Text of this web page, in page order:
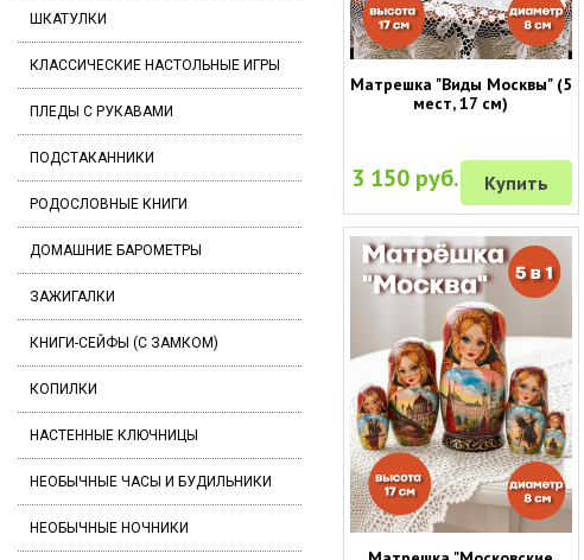
ШКАТУЛКИ
КЛАССИЧЕСКИЕ НАСТОЛЬНЫЕ ИГРЫ
ПЛЕДЫ С РУКАВАМИ
ПОДСТАКАННИКИ
РОДОСЛОВНЫЕ КНИГИ
ДОМАШНИЕ БАРОМЕТРЫ
ЗАЖИГАЛКИ
КНИГИ-СЕЙФЫ (С ЗАМКОМ)
КОПИЛКИ
НАСТЕННЫЕ КЛЮЧНИЦЫ
НЕОБЫЧНЫЕ ЧАСЫ И БУДИЛЬНИКИ
НЕОБЫЧНЫЕ НОЧНИКИ
Матрешка "Виды Москвы" (5
мест, 17 см)
3 150 руб. Купить